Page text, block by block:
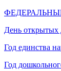
День открытых
Год единства
Год